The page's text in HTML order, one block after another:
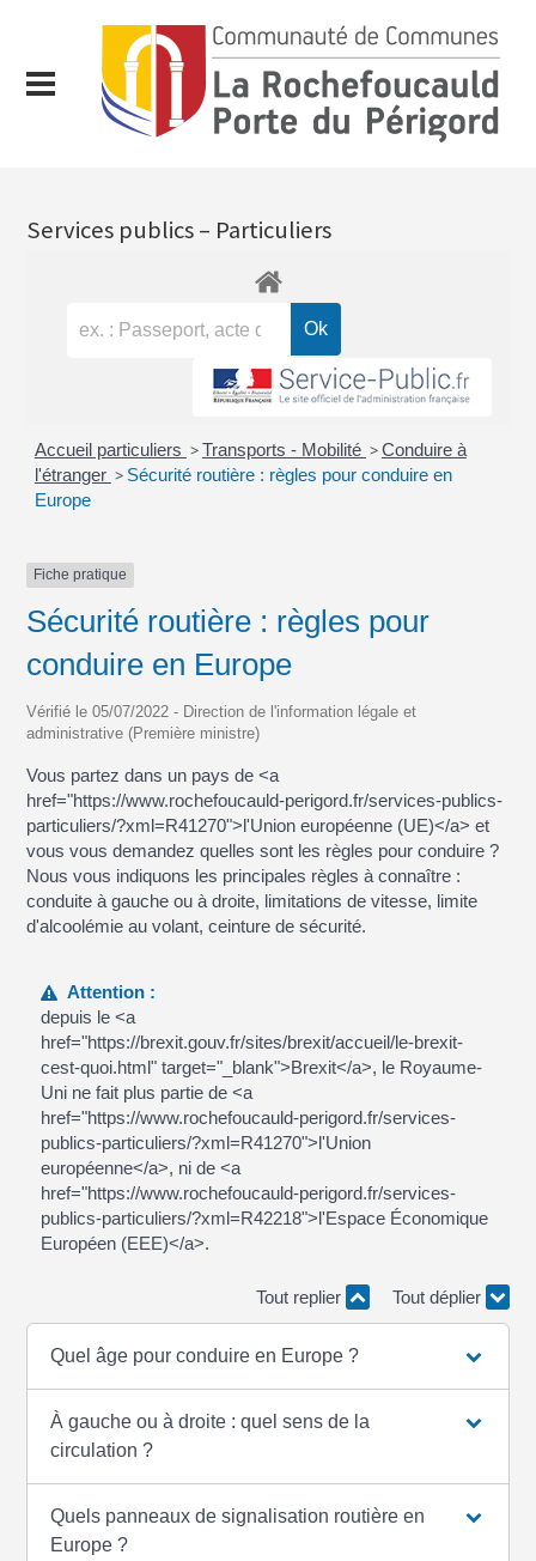
Services publics – Particuliers
Accueil particuliers >Transports - Mobilité >Conduire à
l'étranger > Sécurité routière : règles pour conduire en
Europe
Fiche pratique
Sécurité routière : règles pour
conduire en Europe
Vérifié le 05/07/2022 - Direction de l'information légale et
administrative (Première ministre)
Vous partez dans un pays de <a
href="https://www.rochefoucauld-perigord.fr/services-publics-
particuliers/?xml=R41270">l'Union européenne (UE)</a> et
vous vous demandez quelles sont les règles pour conduire ?
Nous vous indiquons les principales règles à connaître :
conduite à gauche ou à droite, limitations de vitesse, limite
d'alcoolémie au volant, ceinture de sécurité.
Attention :
depuis le <a
href="https://brexit.gouv.fr/sites/brexit/accueil/le-brexit-
cest-quoi.html" target="_blank">Brexit</a>, le Royaume-
Uni ne fait plus partie de <a
href="https://www.rochefoucauld-perigord.fr/services-
publics-particuliers/?xml=R41270">l'Union
européenne</a>, ni de <a
href="https://www.rochefoucauld-perigord.fr/services-
publics-particuliers/?xml=R42218">l'Espace Économique
Européen (EEE)</a>.
Tout replier Tout déplier
Quel âge pour conduire en Europe ?
À gauche ou à droite : quel sens de la
circulation ?
Quels panneaux de signalisation routière en
Europe ?